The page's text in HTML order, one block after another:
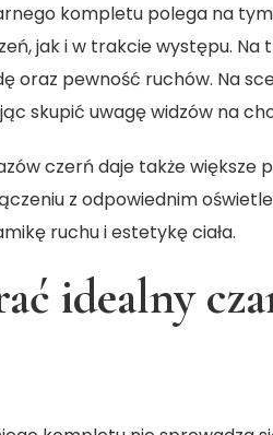
kompletu polega na
jak i w trakcie występu.
oraz pewność ruchów. Na
skupić uwagę widzów na
czerń daje także większe
z odpowiednim
ruchu i estetykę ciała.
idealny